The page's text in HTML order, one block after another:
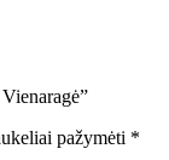
pažymėti *